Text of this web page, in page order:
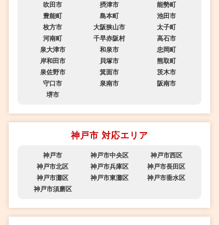
吹田市
摂津市
能勢町
豊能町
島本町
池田市
枚方市
大阪狭山市
太子町
河南町
千早赤阪村
高石市
泉大津市
和泉市
忠岡町
岸和田市
貝塚市
熊取町
泉佐野市
箕面市
茨木市
守口市
泉南市
阪南市
堺市
神戸市 対応エリア
神戸市 神戸市中央区
神戸市西区
神戸市北区
神戸市兵庫区
神戸市長田区
神戸市灘区
神戸市東灘区
神戸市垂水区
神戸市須磨区